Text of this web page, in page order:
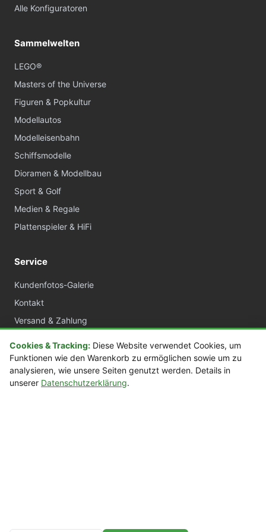
Alle Konfiguratoren
Sammelwelten
LEGO®
Masters of the Universe
Figuren & Popkultur
Modellautos
Modelleisenbahn
Schiffsmodelle
Dioramen & Modellbau
Sport & Golf
Medien & Regale
Plattenspieler & HiFi
Service
Kundenfotos-Galerie
Kontakt
Versand & Zahlung
Widerrufsrecht
Datenschutz
Cookies & Tracking: Diese Website verwendet Cookies, um
Funktionen wie den Warenkorb zu ermöglichen sowie um zu
analysieren, wie unsere Seiten genutzt werden. Details in
unserer Datenschutzerklärung.